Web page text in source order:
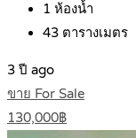
1 ห้องน้ำ
43 ตารางเมตร
3 ปี ago
ขาย For Sale
130,000฿